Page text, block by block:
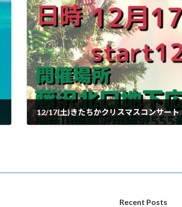
12/17(土)きたちかクリスマスコンサート
Recent Posts